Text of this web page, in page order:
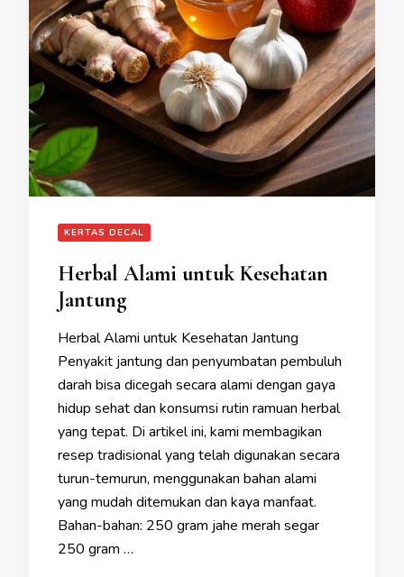
KERTAS DECAL
Herbal Alami untuk Kesehatan
Jantung
Herbal Alami untuk Kesehatan Jantung
Penyakit jantung dan penyumbatan pembuluh
darah bisa dicegah secara alami dengan gaya
hidup sehat dan konsumsi rutin ramuan herbal
yang tepat. Di artikel ini, kami membagikan
resep tradisional yang telah digunakan secara
turun-temurun, menggunakan bahan alami
yang mudah ditemukan dan kaya manfaat.
Bahan-bahan: 250 gram jahe merah segar
250 gram …